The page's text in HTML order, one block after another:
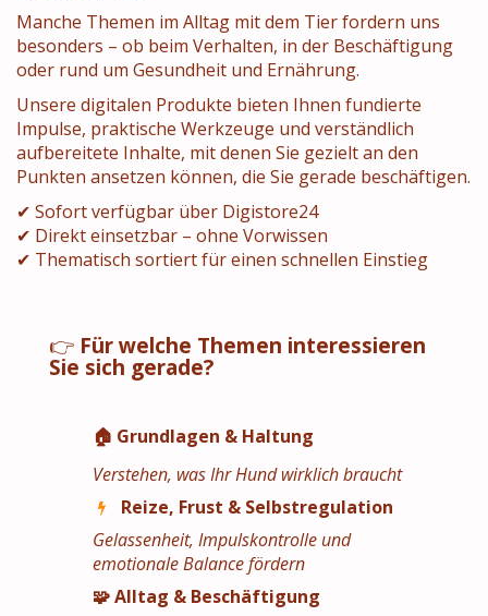
Manche Themen im Alltag mit dem Tier fordern uns
besonders – ob beim Verhalten, in der Beschäftigung
oder rund um Gesundheit und Ernährung.
Unsere digitalen Produkte bieten Ihnen fundierte
Impulse, praktische Werkzeuge und verständlich
aufbereitete Inhalte, mit denen Sie gezielt an den
Punkten ansetzen können, die Sie gerade beschäftigen.
✔ Sofort verfügbar über Digistore24
✔ Direkt einsetzbar – ohne Vorwissen
✔ Thematisch sortiert für einen schnellen Einstieg
👉 Für welche Themen interessieren
Sie sich gerade?
🏠 Grundlagen & Haltung
Verstehen, was Ihr Hund wirklich braucht
Reize, Frust & Selbstregulation
Gelassenheit, Impulskontrolle und
emotionale Balance fördern
🧩 Alltag & Beschäftigung